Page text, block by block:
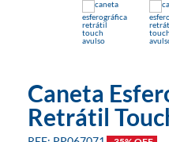
Caneta
Retrátil